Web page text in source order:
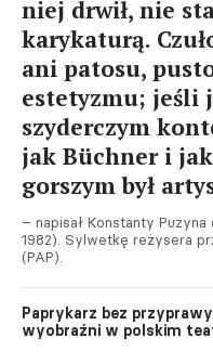
niej drwił, nie
karykaturą.
ani patosu,
estetyzmu; jeśli
szyderczym
jak Büchner i
gorszym był
– napisał Konstanty Puzyna
1982). Sylwetkę reżysera
(PAP).
Paprykarz bez
wyobraźni w polskim